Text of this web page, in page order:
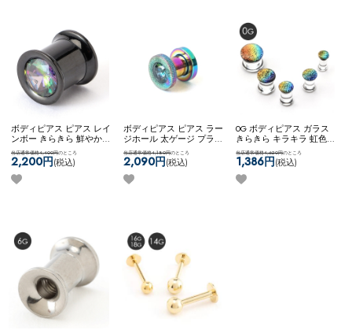
ボディピアス ピアス レイ
ンボー きらきら 鮮やか
ジュエル カスタム コーデ
ィネート ステンレス ネコ
ポス不可 [５0%OFF][ 0G ]
ONEジュエルフレア
当店通常価格4,400円のところ
2,200円(税込)
ボディピアス ピアス ラー
ジホール 太ゲージ プラグ
トンネル 大きいサイズ 拡
張 一粒ジュエル サンド加
工 ネコポスOK［５
0%OFF][ 2G ] ジュエルフ
当店通常価格4,180円のところ
2,090円(税込)
0G ボディピアス ガラス
きらきら キラキラ 虹色
艶やか 輝き おしゃれ 素
敵 大人っぽい きれい シ
ンプル ネコポスOK
0%OFF][ 0G ] PYREXガラ
当店通常価格4,620円のところ
1,386円(税込)